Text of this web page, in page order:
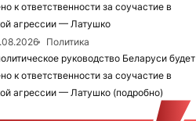
к ответственности за соучастие в
агрессии — Латушко
Политика
руководство Беларуси будет
к ответственности за соучастие в
агрессии — Латушко (подробно)